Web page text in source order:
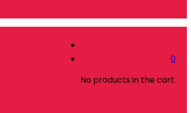
0
No products in the cart.